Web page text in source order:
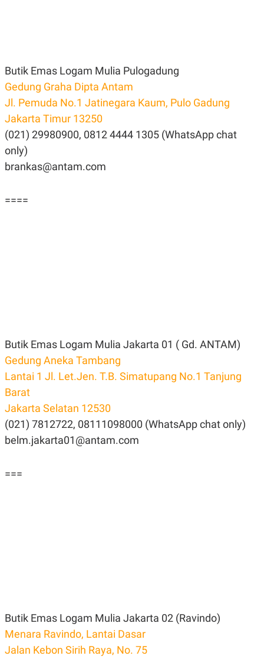
Butik Emas Logam Mulia Pulogadung
Gedung Graha Dipta Antam
Jl. Pemuda No.1 Jatinegara Kaum, Pulo Gadung
Jakarta Timur 13250
(021) 29980900, 0812 4444 1305 (WhatsApp chat
only)
brankas@antam.com
====
Butik Emas Logam Mulia Jakarta 01 ( Gd. ANTAM)
Gedung Aneka Tambang
Lantai 1 Jl. Let.Jen. T.B. Simatupang No.1 Tanjung
Barat
Jakarta Selatan 12530
(021) 7812722, 08111098000 (WhatsApp chat only)
belm.jakarta01@antam.com
===
Butik Emas Logam Mulia Jakarta 02 (Ravindo)
Menara Ravindo, Lantai Dasar
Jalan Kebon Sirih Raya, No. 75